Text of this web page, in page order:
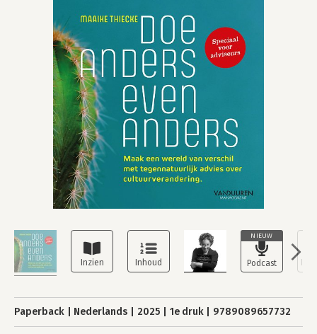
NIEUW
Paperback Nederlands 2025 1e druk 9789089657732